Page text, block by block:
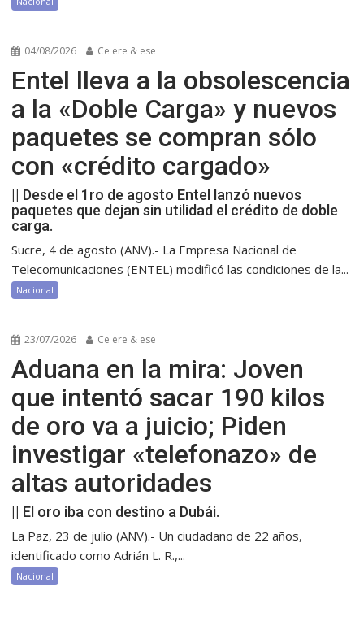
04/08/2026 Ce ere & ese
Entel lleva a la obsolescencia
a la «Doble Carga» y nuevos
paquetes se compran sólo
con «crédito cargado»
|| Desde el 1ro de agosto Entel lanzó nuevos
paquetes que dejan sin utilidad el crédito de doble
carga.
Sucre, 4 de agosto (ANV).- La Empresa Nacional de
Telecomunicaciones (ENTEL) modificó las condiciones de la...
Nacional
23/07/2026 Ce ere & ese
Aduana en la mira: Joven
que intentó sacar 190 kilos
de oro va a juicio; Piden
investigar «telefonazo» de
altas autoridades
|| El oro iba con destino a Dubái.
La Paz, 23 de julio (ANV).- Un ciudadano de 22 años,
identificado como Adrián L. R.,...
Nacional